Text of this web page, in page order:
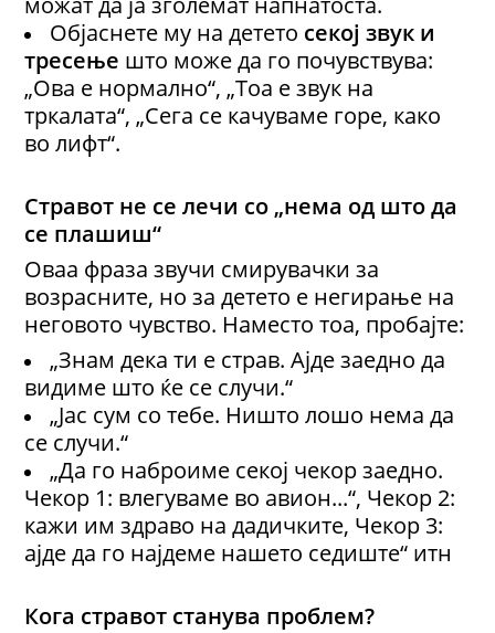
Објаснете му на детето секој звук и
тресење што може да го почувствува:
„Ова е нормално“, „Тоа е звук на
тркалата“, „Сега се качуваме горе, како
во лифт“.
Стравот не се лечи со „нема од што да
се плашиш“
Оваа фраза звучи смирувачки за
возрасните, но за детето е негирање на
неговото чувство. Наместо тоа, пробајте:
„Знам дека ти е страв. Ајде заедно да
видиме што ќе се случи.“
„Јас сум со тебе. Ништо лошо нема да
се случи.“
„Да го наброиме секој чекор заедно.
Чекор 1: влегуваме во авион...“, Чекор 2:
кажи им здраво на дадичките, Чекор 3:
ајде да го најдеме нашето седиште“ итн
Кога стравот станува проблем?